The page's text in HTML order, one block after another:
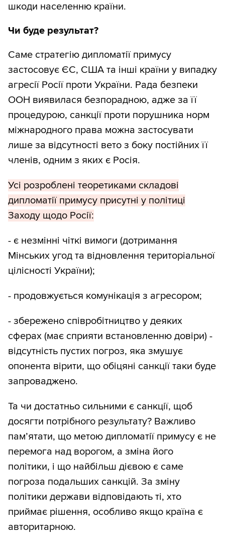
шкоди населенню країни.
Чи буде результат?
Саме стратегію дипломатії примусу
застосовує ЄС, США та інші країни у випадку
агресії Росії проти України. Рада безпеки
ООН виявилася безпорадною, адже за її
процедурою, санкції проти порушника норм
міжнародного права можна застосувати
лише за відсутності вето з боку постійних її
членів, одним з яких є Росія.
Усі розроблені теоретиками складові
дипломатії примусу присутні у політиці
Заходу щодо Росії:
- є незмінні чіткі вимоги (дотримання
Мінських угод та відновлення територіальної
цілісності України);
- продовжується комунікація з агресором;
- збережено співробітництво у деяких
сферах (має сприяти встановленню довіри) -
відсутність пустих погроз, яка змушує
опонента вірити, що обіцяні санкції таки буде
запроваджено.
Та чи достатньо сильними є санкції, щоб
досягти потрібного результату? Важливо
пам’ятати, що метою дипломатії примусу є не
перемога над ворогом, а зміна його
політики, і що найбільш дієвою є саме
погроза подальших санкцій. За зміну
політики держави відповідають ті, хто
приймає рішення, особливо якщо країна є
авторитарною.